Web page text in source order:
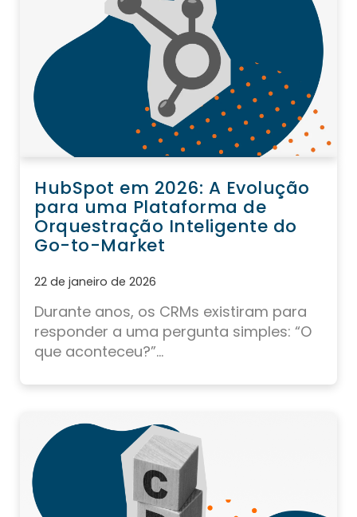
HubSpot em 2026: A Evolução
para uma Plataforma de
Orquestração Inteligente do
Go-to-Market
22 de janeiro de 2026
Durante anos, os CRMs existiram para
responder a uma pergunta simples: “O
que aconteceu?”...